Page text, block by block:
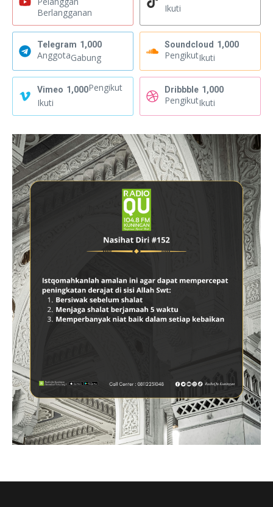
Berlangganan
Ikuti
Telegram 1,000
AnggotaGabung
Soundcloud 1,000
PengikutIkuti
Vimeo 1,000Pengikut
Ikuti
Dribbble 1,000
PengikutIkuti